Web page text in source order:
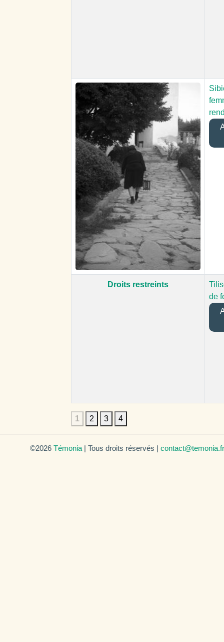
Droits restreints
de
1 2 3 4
©2026 Témonia | Tous droits réservés | contact@temonia.fr